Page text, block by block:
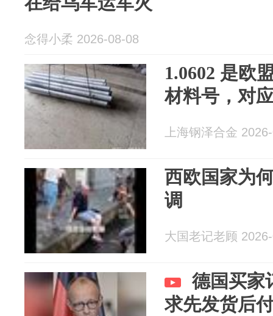
念得小柔 2026-08-08
1.0602 是欧
材料号，对
上海钢泽合金
西欧国家为
调
大国老记老顾
德国买家
求先发货后